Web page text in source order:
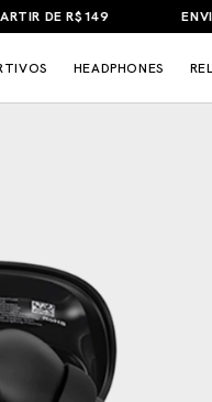
DE R$149 ENVIO
HEADPHONES